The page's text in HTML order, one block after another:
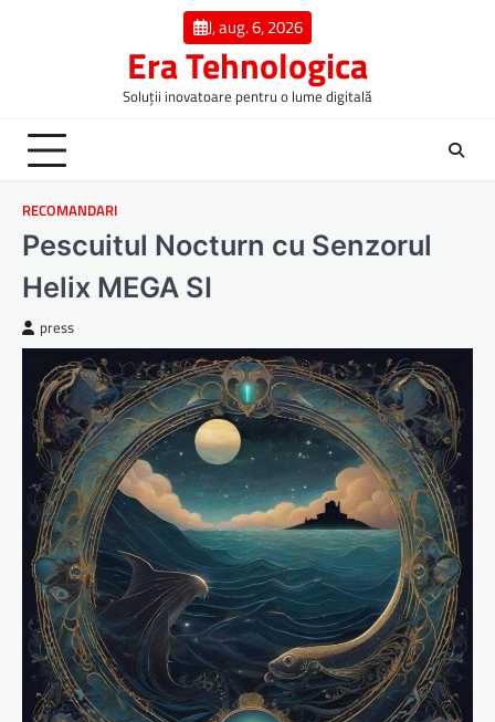
J, aug. 6, 2026
Era Tehnologica
Soluții inovatoare pentru o lume digitală
RECOMANDARI
Pescuitul Nocturn cu Senzorul
Helix MEGA SI
press